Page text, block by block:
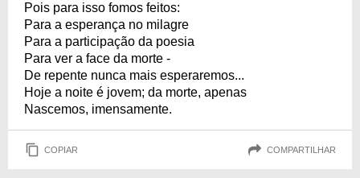
Pois para isso fomos feitos:
Para a esperança no milagre
Para a participação da poesia
Para ver a face da morte -
De repente nunca mais esperaremos...
Hoje a noite é jovem; da morte, apenas
Nascemos, imensamente.
COPIAR COMPARTILHAR